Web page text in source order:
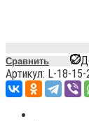
Сравнить
Артикул: L-18-15-